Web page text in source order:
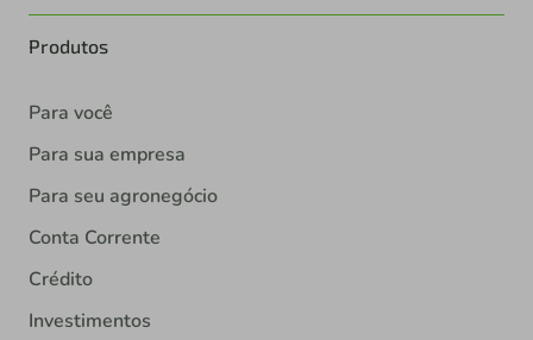
Produtos
Para você
Para sua empresa
Para seu agronegócio
Conta Corrente
Crédito
Investimentos